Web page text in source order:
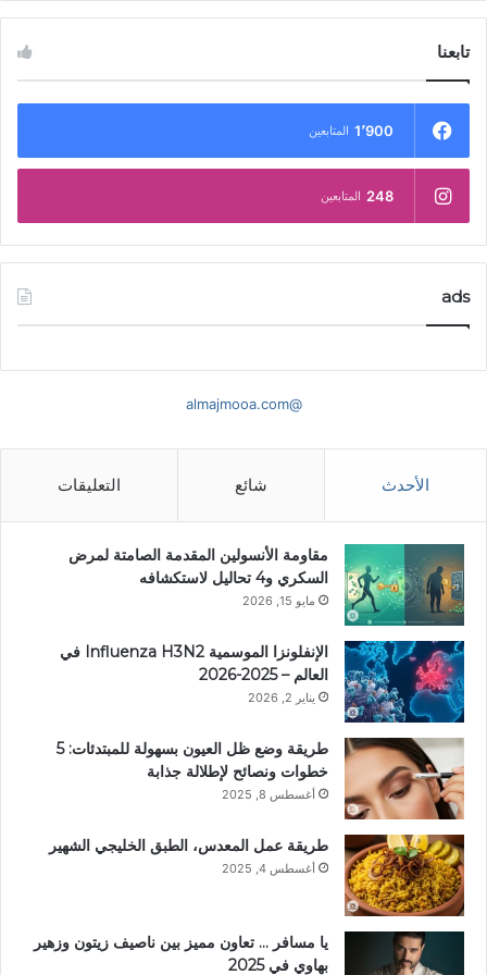
تابعنا
1٬900 المتابعين
248 المتابعين
ads
@almajmooa.com
الأحدث شائع التعليقات
مقاومة الأنسولين المقدمة الصامتة لمرض
السكري و4 تحاليل لاستكشافه
مايو 15, 2026
الإنفلونزا الموسمية Influenza H3N2 في
العالم – 2025-2026
يناير 2, 2026
طريقة وضع ظل العيون بسهولة للمبتدئات: 5
خطوات ونصائح لإطلالة جذابة
أغسطس 8, 2025
طريقة عمل المعدس، الطبق الخليجي الشهير
أغسطس 4, 2025
يا مسافر … تعاون مميز بين ناصيف زيتون وزهير
بهاوي في 2025